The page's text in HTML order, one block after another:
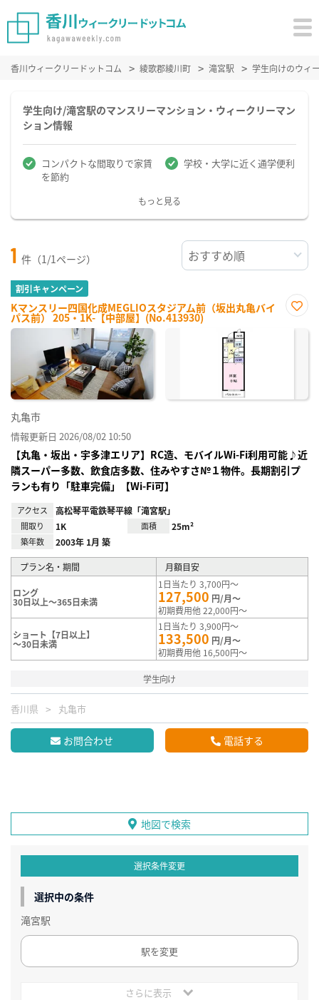
香川ウィークリードットコム 綾歌郡綾川町 滝宮駅 学生向けのウィ
学生向け/滝宮駅のマンスリーマンション・ウィークリーマン
ション情報
コンパクトな間取りで家賃
を節約
学校・大学に近く通学便利
もっと見る
1 件（1/1ページ）
割引キャンペーン
Kマンスリー四国化成MEGLIOスタジアム前（坂出丸亀バイ
パス前） 205・1K-【中部屋】(No.413930)
に入
丸亀市
情報更新日 2026/08/02 10:50
【丸亀・坂出・宇多津エリア】RC造、モバイルWi-Fi利用可能♪近
隣スーパー多数、飲食店多数、住みやすさ№１物件。長期割引プ
ランも有り「駐車完備」【Wi-Fi可】
アクセス 高松琴平電鉄琴平線「滝宮駅」
間取り 1K 面積 25m²
築年数 2003年 1月 築
プラン名・期間 月額目安
ロング
30日以上～365日未満
1日当たり 3,700円～
127,500 円/月～
初期費用他 22,000円～
ショート【7日以上】
～30日未満
1日当たり 3,900円～
133,500 円/月～
初期費用他 16,500円～
学生向け
香川県 丸亀市
お問合わせ 電話する
地図で検索
選択条件変更
選択中の条件
滝宮駅
駅を変更
さらに表示